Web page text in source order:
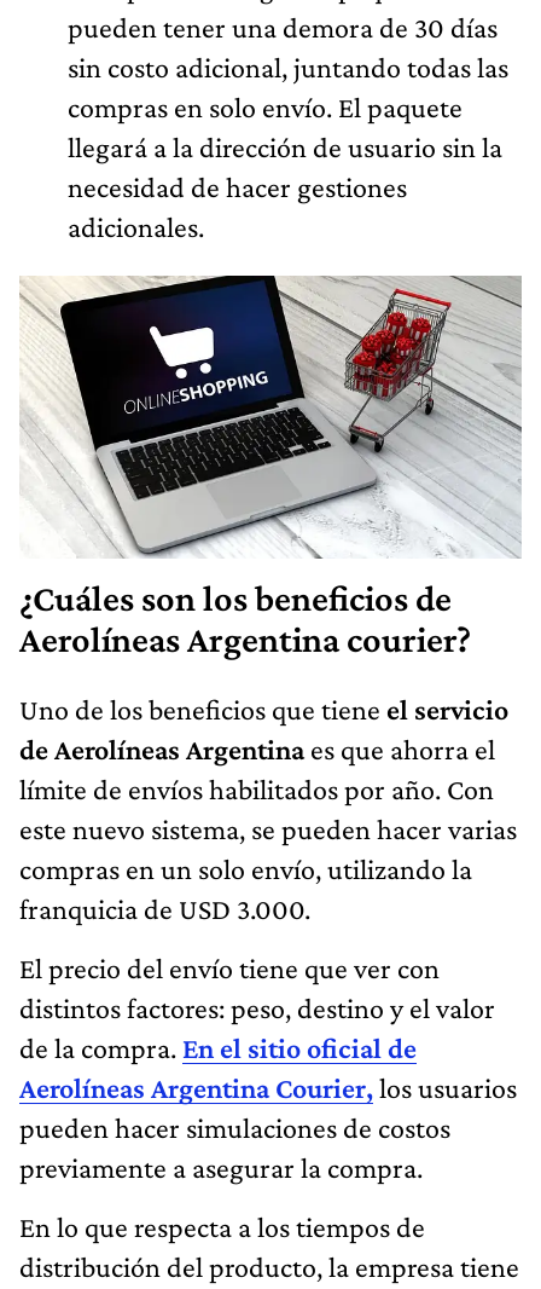
pueden tener una demora de 30 días
sin costo adicional, juntando todas las
compras en solo envío. El paquete
llegará a la dirección de usuario sin la
necesidad de hacer gestiones
adicionales.
¿Cuáles son los beneficios de
Aerolíneas Argentina courier?
Uno de los beneficios que tiene el servicio
de Aerolíneas Argentinaes que ahorra el
límite de envíos habilitados por año. Con
este nuevo sistema, se pueden hacer varias
compras en un solo envío, utilizando la
franquicia de USD 3.000.
El precio del envío tiene que ver con
distintos factores: peso, destino y el valor
de la compra.En el sitio oficial de
Aerolíneas Argentina Courier,los usuarios
pueden hacer simulaciones de costos
previamente a asegurar la compra.
En lo que respecta a los tiempos de
distribución del producto, la empresa tiene